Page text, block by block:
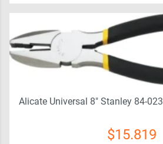
Alicate Universal 8″ Stanley 84-023
$15.819